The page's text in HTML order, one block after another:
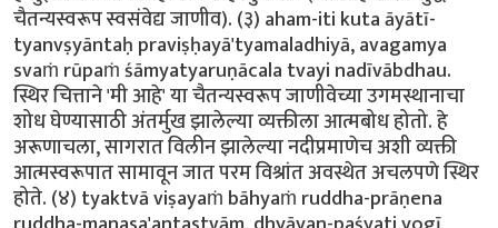
चैतन्यस्वरूप स्वसंवेद्य जाणीव). (३) aham-iti kuta āyātī-
tyanvṣyāntaḥ praviṣḥayā'tyamaladhiyā, avagamya
svaṁ rūpaṁ śāmyatyaruṇācala tvayi nadīvābdhau.
स्थिर चित्ताने 'मी आहे' या चैतन्यस्वरूप जाणीवेच्या उगमस्थानाचा
शोध घेण्यासाठी अंतर्मुख झालेल्या व्यक्तीला आत्मबोध होतो. हे
अरूणाचला, सागरात विलीन झालेल्या नदीप्रमाणेच अशी व्यक्ती
आत्मस्वरूपात सामावून जात परम विश्रांत अवस्थेत अचलपणे स्थिर
होते. (४) tyaktvā viṣayaṁ bāhyaṁ ruddha-prāṇena